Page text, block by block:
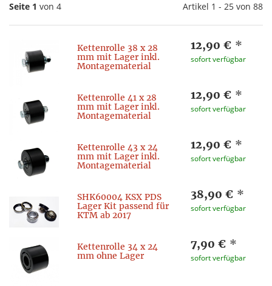
Seite 1 von 4 Artikel 1 - 25 von 88
Kettenrolle 38 x 28
mm mit Lager inkl.
Montagematerial
12,90 € *
sofort verfügbar
Kettenrolle 41 x 28
mm mit Lager inkl.
Montagematerial
12,90 € *
sofort verfügbar
Kettenrolle 43 x 24
mm mit Lager inkl.
Montagematerial
12,90 € *
sofort verfügbar
SHK60004 KSX PDS
Lager Kit passend für
KTM ab 2017
38,90 € *
sofort verfügbar
Kettenrolle 34 x 24
mm ohne Lager
7,90 € *
sofort verfügbar